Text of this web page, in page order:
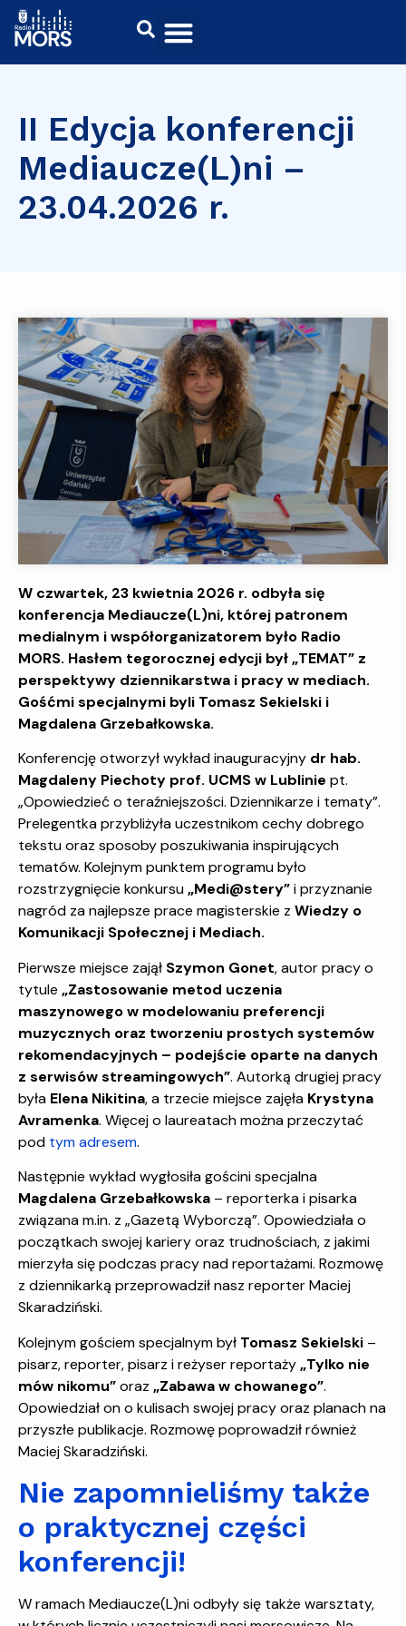
II Edycja konferencji
Mediaucze(L)ni –
23.04.2026 r.
W czwartek, 23 kwietnia 2026 r. odbyła się
konferencja Mediaucze(L)ni, której patronem
medialnym i współorganizatorem było Radio
MORS. Hasłem tegorocznej edycji był „TEMAT” z
perspektywy dziennikarstwa i pracy w mediach.
Gośćmi specjalnymi byli Tomasz Sekielski i
Magdalena Grzebałkowska.
Konferencję otworzył wykład inauguracyjny dr hab.
Magdaleny Piechoty prof. UCMS w Lublinie pt.
„Opowiedzieć o teraźniejszości. Dziennikarze i tematy”.
Prelegentka przybliżyła uczestnikom cechy dobrego
tekstu oraz sposoby poszukiwania inspirujących
tematów. Kolejnym punktem programu było
rozstrzygnięcie konkursu„Medi@stery”i przyznanie
nagród za najlepsze prace magisterskie z Wiedzy o
Komunikacji Społecznej i Mediach.
Pierwsze miejsce zajął Szymon Gonet, autor pracy o
tytule „Zastosowanie metod uczenia
maszynowego w modelowaniu preferencji
muzycznych oraz tworzeniu prostych systemów
rekomendacyjnych – podejście oparte na danych
z serwisów streamingowych”. Autorką drugiej pracy
była Elena Nikitina, a trzecie miejsce zajęła Krystyna
Avramenka. Więcej o laureatach można przeczytać
pod tym adresem.
Następnie wykład wygłosiła gościni specjalna
Magdalena Grzebałkowska – reporterka i pisarka
związana m.in. z „Gazetą Wyborczą”. Opowiedziała o
początkach swojej kariery oraz trudnościach, z jakimi
mierzyła się podczas pracy nad reportażami. Rozmowę
z dziennikarką przeprowadził nasz reporter Maciej
Skaradziński.
Kolejnym gościem specjalnym był Tomasz Sekielski –
pisarz, reporter, pisarz i reżyser reportaży„Tylko nie
mów nikomu”oraz „Zabawa w chowanego”.
Opowiedział on o kulisach swojej pracy oraz planach na
przyszłe publikacje. Rozmowę poprowadził również
Maciej Skaradziński.
Nie zapomnieliśmy także
o praktycznej części
konferencji!
W ramach Mediaucze(L)ni odbyły się także warsztaty,